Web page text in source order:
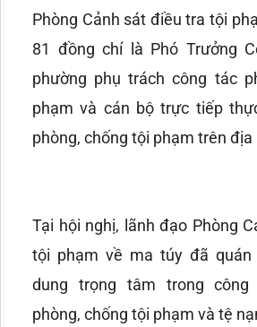
Phòng Cảnh sát điều tra tội
81 đồng chí là Phó Trưởng
phường phụ trách công tác
phạm và cán bộ trực tiếp
phòng, chống tội phạm trên địa
Tại hội nghị, lãnh đạo Phòng
tội phạm về ma túy đã quán
dung trọng tâm trong
phòng, chống tội phạm và tệ